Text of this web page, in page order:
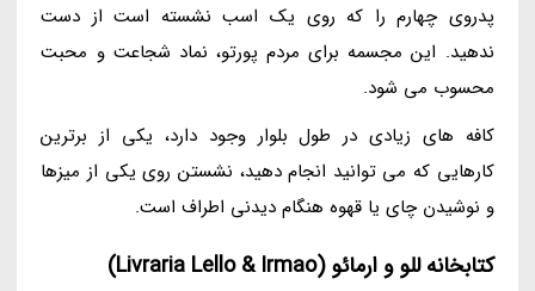
پدروی چهارم را که روی یک اسب نشسته است از دست
ندهید. این مجسمه برای مردم پورتو، نماد شجاعت و محبت
محسوب می شود.
کافه های زیادی در طول بلوار وجود دارد، یکی از برترین
کارهایی که می توانید انجام دهید، نشستن روی یکی از میزها
و نوشیدن چای یا قهوه هنگام دیدنی اطراف است.
کتابخانه للو و ارمائو (Livraria Lello & Irmao)